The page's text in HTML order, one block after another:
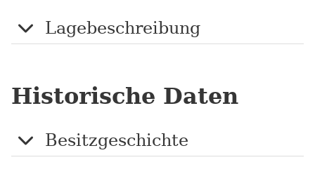
Lagebeschreibung
Historische Daten
Besitzgeschichte